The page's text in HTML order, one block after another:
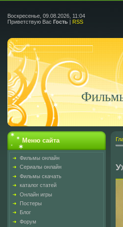
Воскресенье, 09.08.2026, 11:04
Приветствую Вас Гость | RSS
Меню сайта
Фильмы онлайн
Сериалы онлайн
Фильмы скачать
каталог статей
Онлайн игры
Постеры
Блог
Форум